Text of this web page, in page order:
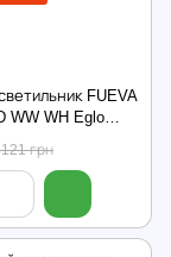
FUEVA
WW WH Eglo
грн